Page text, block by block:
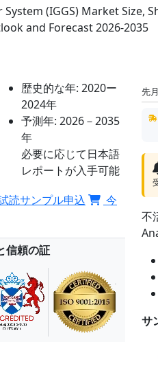
(IGGS) Market Size,
and Forecast 2026-2035
歴史的な年: 2020ー
2024年
予測年: 2026－2035
年
必要に応じて日本語
レポートが入手可能
読サンプル申込
今
信頼の証
先
不
サ